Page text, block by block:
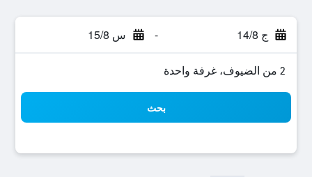
ج 14/8 - س 15/8
2 من الضيوف، غرفة واحدة
بحث